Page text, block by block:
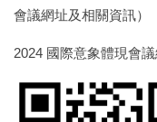
會議網址及相關資訊）
2024 國際意象體現會